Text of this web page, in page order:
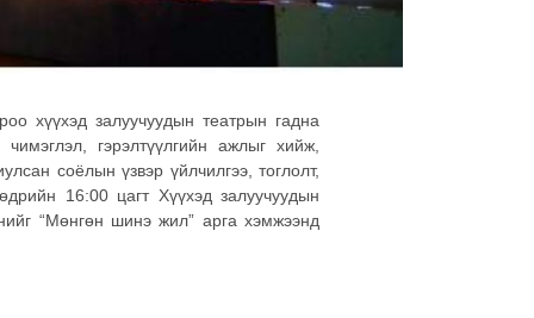
хүүхэд залуучуудын театрын гадна
гэрэлтүүлгийн ажлыг хийж,
соёлын үзвэр үйлчилгээ, тоглолт,
16:00 цагт Хүүхэд залуучуудын
“Мөнгөн шинэ жил” арга хэмжээнд